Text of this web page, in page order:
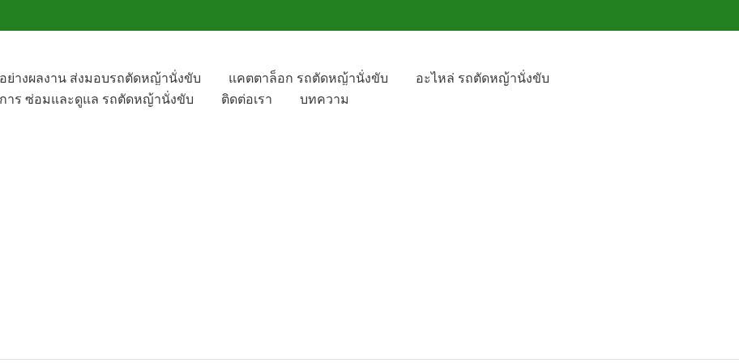
ย่างผลงาน ส่งมอบรถตัดหญ้านั่งขับ แคตตาล็อก รถตัดหญ้านั่งขับ
อะไหล่ รถตัดหญ้านั่งขับ
าร ซ่อมและดูแล รถตัดหญ้านั่งขับ
ติดต่อเรา บทความ